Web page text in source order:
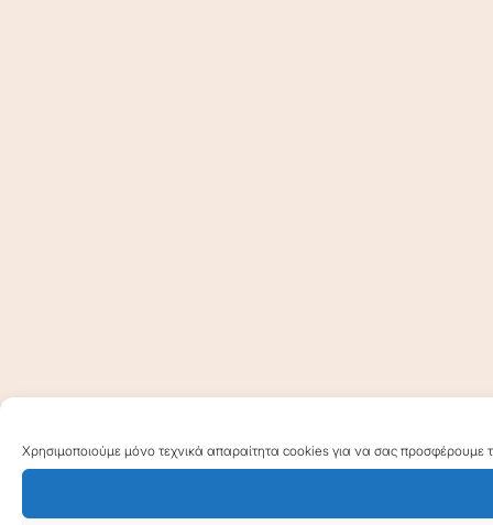
Χρησιμοποιούμε μόνο τεχνικά απαραίτητα cookies για να σας προσφέρουμε